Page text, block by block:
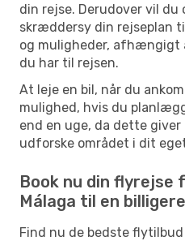
din rejse. Derudover vil
skræddersy din rejseplan
og muligheder, afhængigt
du har til rejsen.
At leje en bil, når du
mulighed, hvis du
end en uge, da dette
udforske området i dit
Book nu din flyrejse
Málaga til en
Find nu de bedste flytilbud